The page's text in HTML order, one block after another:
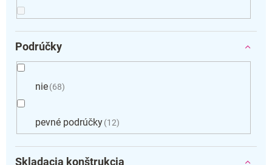
Podrúčky
nie 68
pevné podrúčky 12
Skladacia konštrukcia